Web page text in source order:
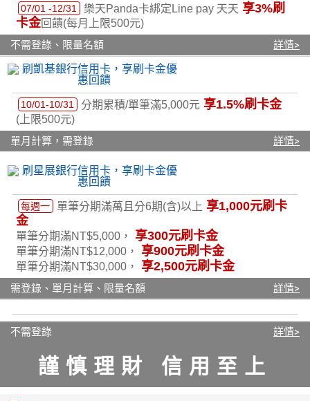
07/01 -12/31 樂天Panda卡綁定Line pay 天天 享3%刷
卡金回饋(每月上限500元)
不需登錄、限量名額 詳情>
10/01-10/31 分期累積/單筆滿5,000元享1.5%刷卡金
(上限500元)
單月計算，需登錄 詳情>
每週一 單筆分期滿萬且分6期(含)以上 享1,000元刷卡
金
單筆分期滿NT$5,000， 享300元刷卡金
單筆分期滿NT$12,000， 享900元刷卡金
單筆分期滿NT$30,000， 享2,500元刷卡金
需登錄、單月計算、限量名額 詳情>
不需登錄 詳情>
謹慎理財 信用至上